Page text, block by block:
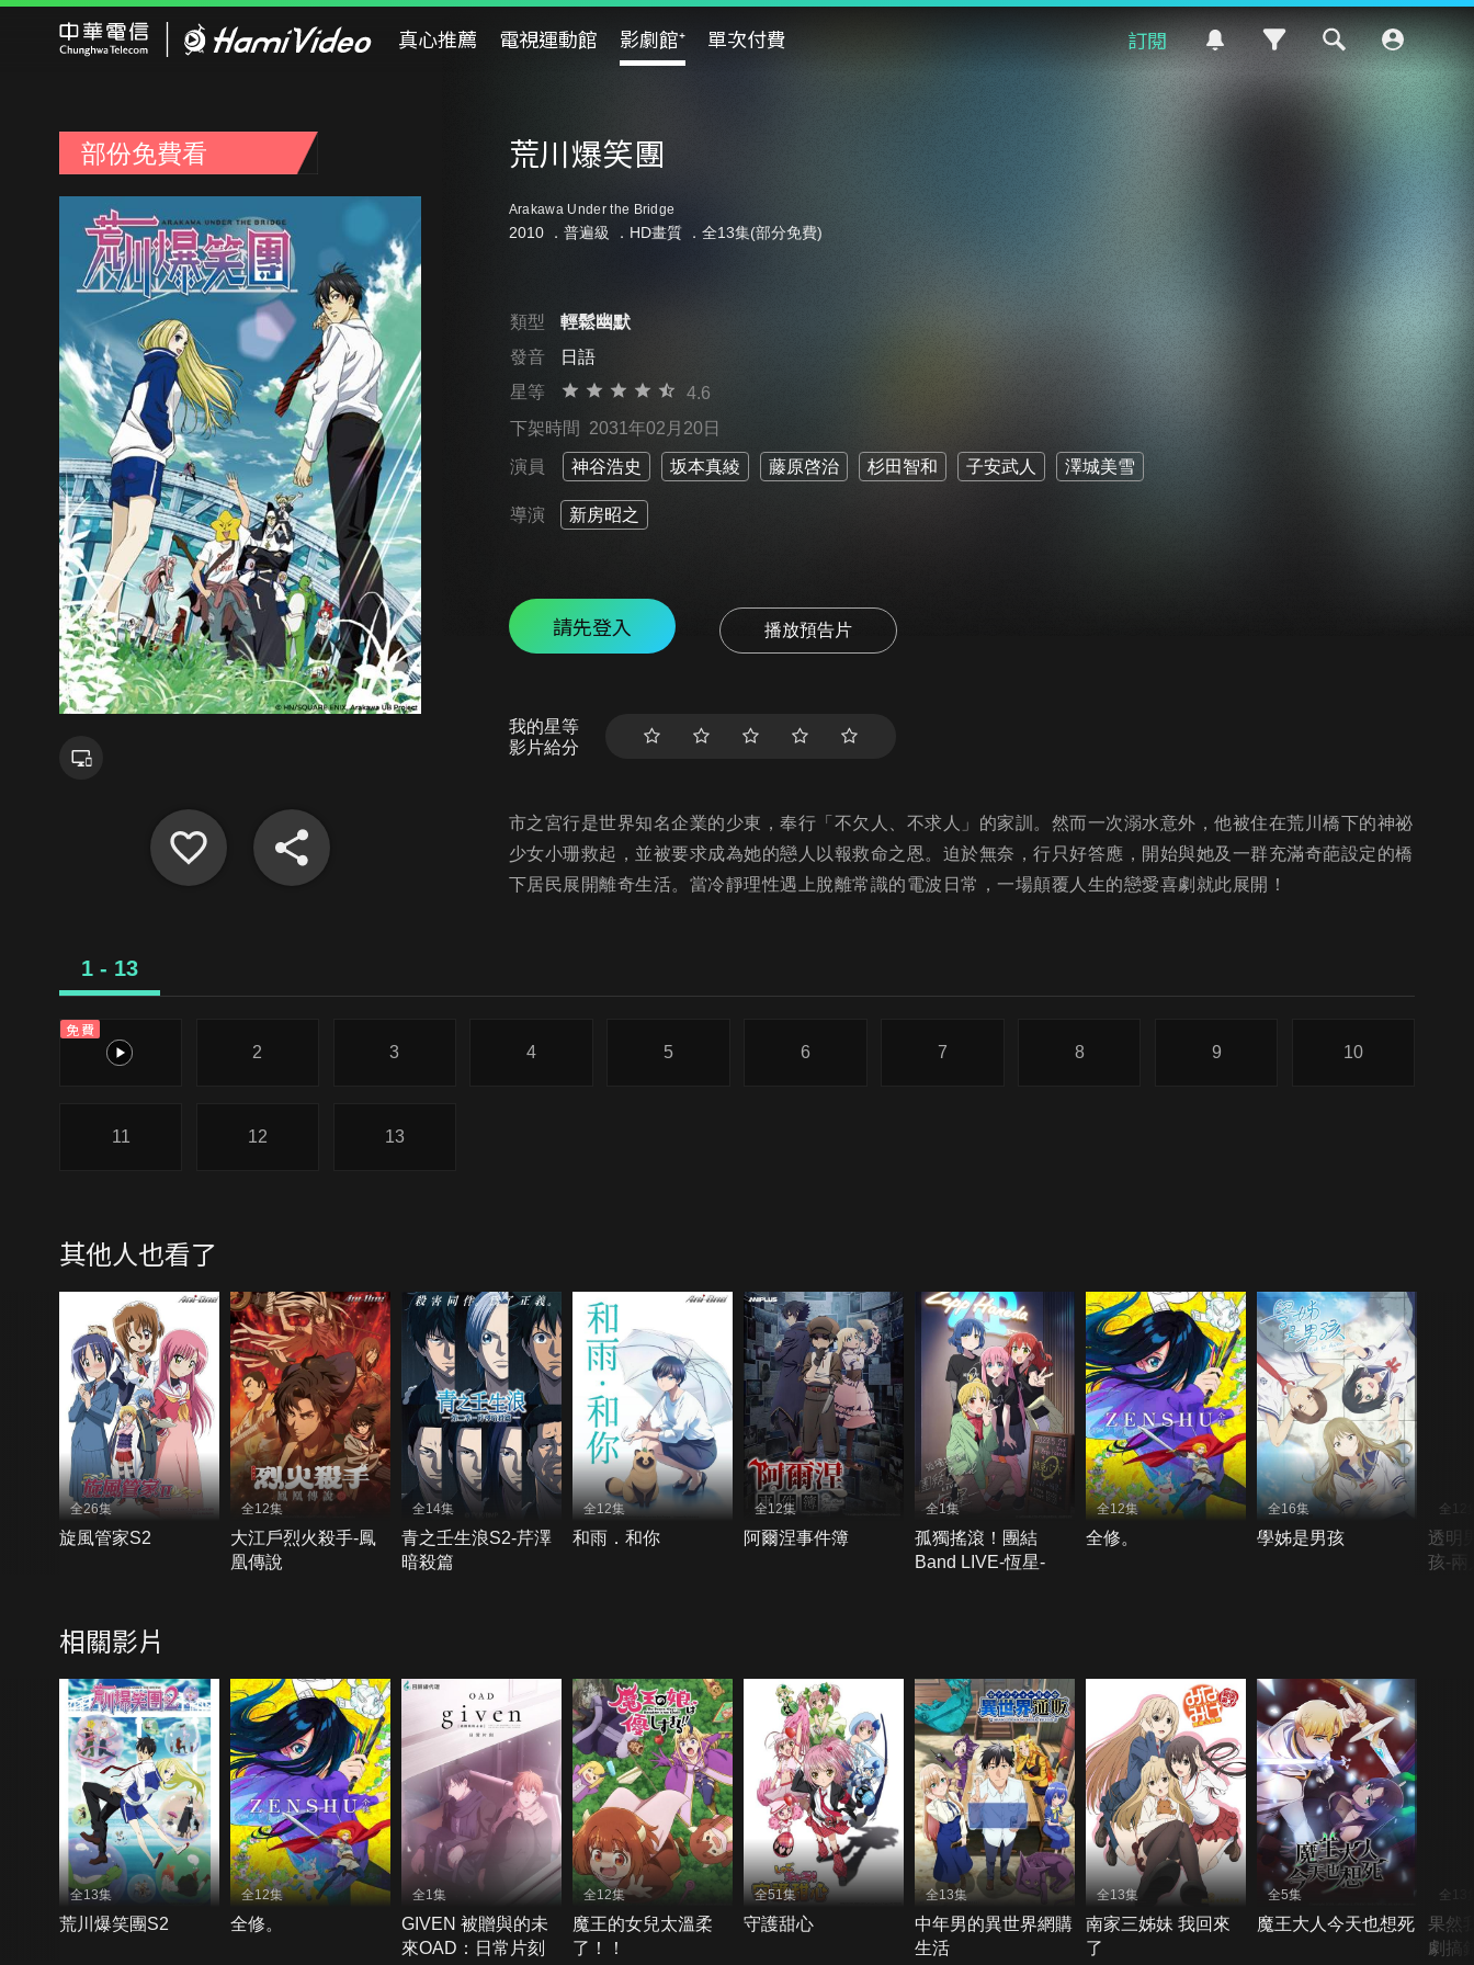
真心推薦 電視運動館 影劇館⁺ 單次付費 訂閱
部份免費看 荒川爆笑團
Arakawa Under the Bridge
2010 ． 普遍級 ．HD畫質 ．全13集(部分免費)
類型
輕鬆幽默
發音
日語
星等
4.6
下架時間 2031年02月20日
演員 神谷浩史 坂本真綾 藤原啓治 杉田智和 子安武人 澤城美雪
導演 新房昭之
請先登入 播放預告片
我的星等
影片給分
市之宮行是世界知名企業的少東，奉行「不欠人、不求人」的家訓。然而一次溺水意外，他被住在荒川橋下的神祕
少女小珊救起，並被要求成為她的戀人以報救命之恩。迫於無奈，行只好答應，開始與她及一群充滿奇葩設定的橋
下居民展開離奇生活。當冷靜理性遇上脫離常識的電波日常，一場顛覆人生的戀愛喜劇就此展開！
1 - 13
免費
1
2 3 4 5 6 7 8 9 10
11 12 13
其他人也看了
全26集
旋風管家S2
全12集
大江戶烈火殺手-鳳
凰傳說
全14集
青之壬生浪S2-芹澤
暗殺篇
全12集
和雨．和你
全12集
阿爾涅事件簿
全1集
孤獨搖滾！團結
Band LIVE-恆星-
全12集
全修。
全16集
學姊是男孩
全12
透明
孩-兩
相關影片
全13集
荒川爆笑團S2
全12集
全修。
全1集
GIVEN 被贈與的未
來OAD：日常片刻
全12集
魔王的女兒太溫柔
了！！
全51集
守護甜心
全13集
中年男的異世界網購
生活
全13集
南家三姊妹 我回來
了
全5集
魔王大人今天也想死
全13
果然
劇搞